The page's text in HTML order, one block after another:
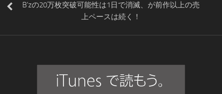
B’zの20万枚突破可能性は1日で消滅、が前作以上の売
上ペースは続く！